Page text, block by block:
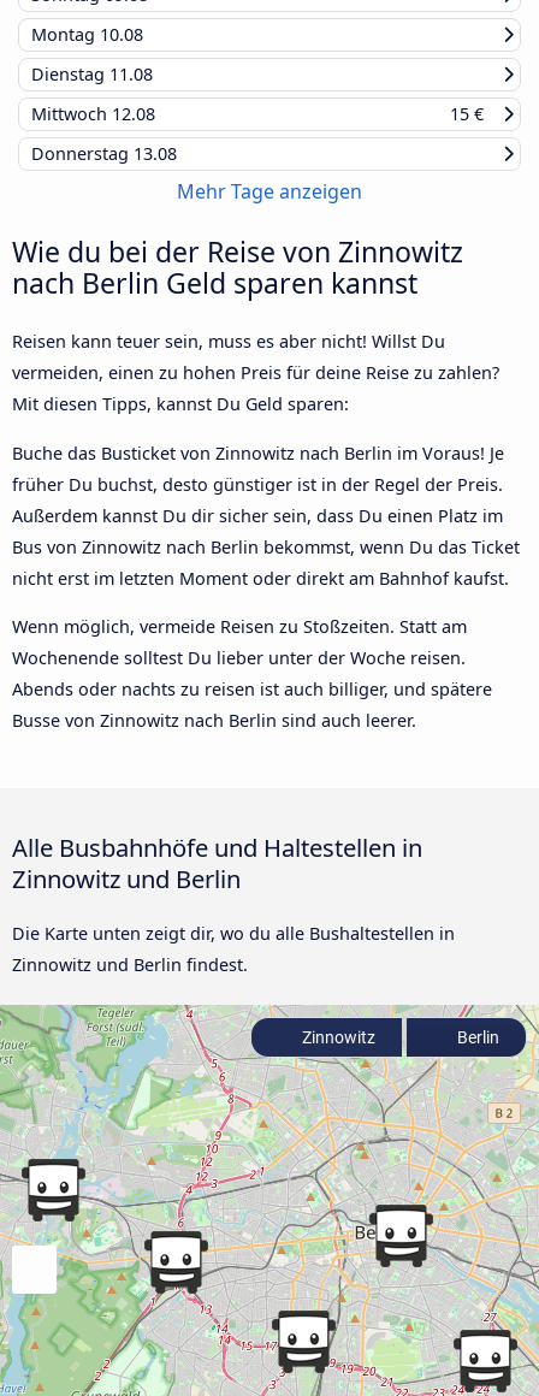
Montag 10.08
Dienstag 11.08
Mittwoch 12.08
15 €
Donnerstag 13.08
Mehr Tage anzeigen
Wie du bei der Reise von Zinnowitz
nach Berlin Geld sparen kannst
Reisen kann teuer sein, muss es aber nicht! Willst Du
vermeiden, einen zu hohen Preis für deine Reise zu zahlen?
Mit diesen Tipps, kannst Du Geld sparen:
Buche das Busticket von Zinnowitz nach Berlin im Voraus! Je
früher Du buchst, desto günstiger ist in der Regel der Preis.
Außerdem kannst Du dir sicher sein, dass Du einen Platz im
Bus von Zinnowitz nach Berlin bekommst, wenn Du das Ticket
nicht erst im letzten Moment oder direkt am Bahnhof kaufst.
Wenn möglich, vermeide Reisen zu Stoßzeiten. Statt am
Wochenende solltest Du lieber unter der Woche reisen.
Abends oder nachts zu reisen ist auch billiger, und spätere
Busse von Zinnowitz nach Berlin sind auch leerer.
Alle Busbahnhöfe und Haltestellen in
Zinnowitz und Berlin
Die Karte unten zeigt dir, wo du alle Bushaltestellen in
Zinnowitz und Berlin findest.
Zinnowitz Berlin